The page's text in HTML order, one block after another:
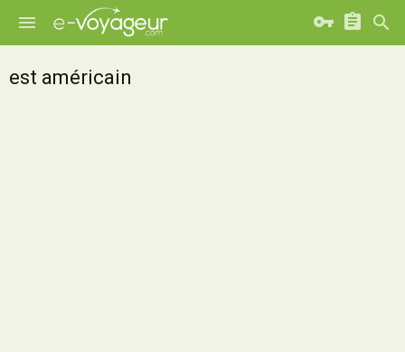
est américain